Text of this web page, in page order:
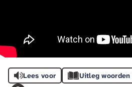
Lees voor Uitleg woorden